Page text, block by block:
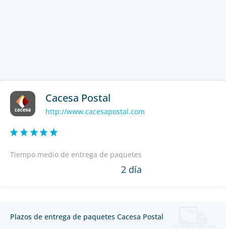
Cacesa Postal
http://www.cacesapostal.com
Tiempo medio de entrega de paquetes
2 día
Plazos de entrega de paquetes Cacesa Postal